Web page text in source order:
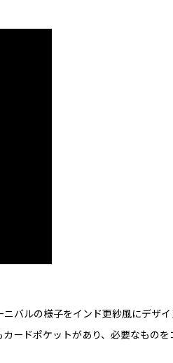
バルの様子をインド更紗風にデザイ
ードポケットがあり、必要なものを